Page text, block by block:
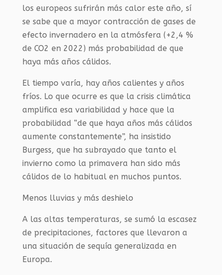
los europeos sufrirán más calor este año, sí
se sabe que a mayor contracción de gases de
efecto invernadero en la atmósfera (+2,4 %
de CO2 en 2022) más probabilidad de que
haya más años cálidos.
El tiempo varía, hay años calientes y años
fríos. Lo que ocurre es que la crisis climática
amplifica esa variabilidad y hace que la
probabilidad “de que haya años más cálidos
aumente constantemente”, ha insistido
Burgess, que ha subrayado que tanto el
invierno como la primavera han sido más
cálidos de lo habitual en muchos puntos.
Menos lluvias y más deshielo
A las altas temperaturas, se sumó la escasez
de precipitaciones, factores que llevaron a
una situación de sequía generalizada en
Europa.